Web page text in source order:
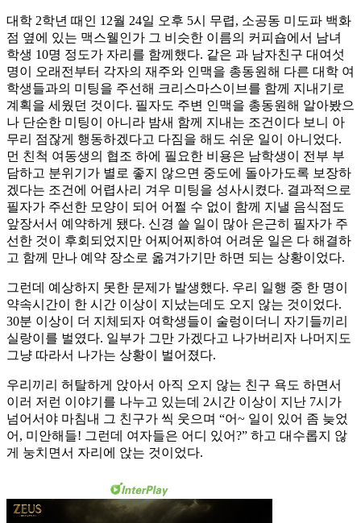
대학 2학년 때인 12월 24일 오후 5시 무렵, 소공동 미도파 백화
점 옆에 있는 맥스웰인가 그 비슷한 이름의 커피숍에서 남녀
학생 10명 정도가 자리를 함께했다. 같은 과 남자친구 대여섯
명이 오래전부터 각자의 재주와 인맥을 총동원해 다른 대학 여
학생들과의 미팅을 주선해 크리스마스이브를 함께 지내기로
계획을 세웠던 것이다. 필자도 주변 인맥을 총동원해 알아봤으
나 단순한 미팅이 아니라 밤새 함께 지내는 조건이다 보니 아
무리 점잖게 행동하겠다고 다짐을 해도 쉬운 일이 아니었다.
먼 친척 여동생의 협조 하에 필요한 비용은 남학생이 전부 부
담하고 분위기가 별로 좋지 않으면 중도에 돌아가도록 보장하
겠다는 조건에 어렵사리 겨우 미팅을 성사시켰다. 결과적으로
필자가 주선한 모양이 되어 어쩔 수 없이 함께 지낼 음식점도
앞장서서 예약하게 됐다. 신경 쓸 일이 많아 은근히 필자가 주
선한 것이 후회되었지만 어찌어찌하여 어려운 일은 다 해결하
고 함께 만나 예약 장소로 옮겨가기만 하면 되는 상황이었다.
그런데 예상하지 못한 문제가 발생했다. 우리 일행 중 한 명이
약속시간이 한 시간 이상이 지났는데도 오지 않는 것이었다.
30분 이상이 더 지체되자 여학생들이 술렁이더니 자기들끼리
실랑이를 벌였다. 일부가 그만 가겠다고 나가버리자 나머지도
그냥 따라서 나가는 상황이 벌어졌다.
우리끼리 허탈하게 앉아서 아직 오지 않는 친구 욕도 하면서
이러 저런 이야기를 나누고 있는데 2시간 이상이 지난 7시가
넘어서야 마침내 그 친구가 씩 웃으며 “어~ 일이 있어 좀 늦었
어, 미안해들! 그런데 여자들은 어디 있어?” 하고 대수롭지 않
게 눙치면서 자리에 앉는 것이었다.